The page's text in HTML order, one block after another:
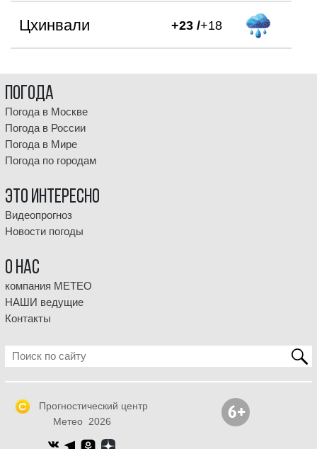
Цхинвали +23 /+18
Погода
Погода в Москве
Погода в России
Погода в Мире
Погода по городам
Это интересно
Видеопрогноз
Новости погоды
О НАС
компания МЕТЕО
НАШИ ведущие
Контакты
Прогностический центр
Метео 2026